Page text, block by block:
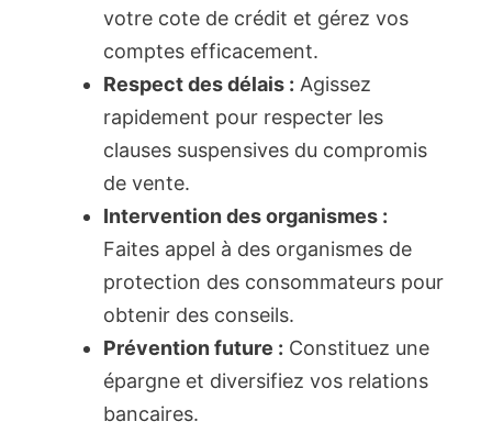
votre cote de crédit et gérez vos
comptes efficacement.
Respect des délais : Agissez
rapidement pour respecter les
clauses suspensives du compromis
de vente.
Intervention des organismes :
Faites appel à des organismes de
protection des consommateurs pour
obtenir des conseils.
Prévention future : Constituez une
épargne et diversifiez vos relations
bancaires.